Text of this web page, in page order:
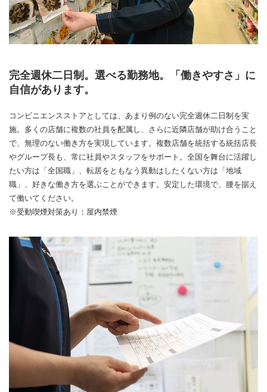
完全週休二日制。選べる勤務地。「働きやすさ」に
自信があります。
コンビニエンスストアとしては、あまり例のない完全週休二日制を実
施。多くの店舗に複数の社員を配属し、さらに近隣店舗が助け合うこと
で、無理のない働き方を実現しています。複数店舗を統括する統括店長
やグループ長も、常に社員やスタッフをサポート。全国を舞台に活躍し
たい方は「全国職」、転居をともなう異動はしたくない方は「地域
職」、好きな働き方を選ぶことができます。安定した環境で、腰を据え
て働いてください。
※受動喫煙対策あり：屋内禁煙